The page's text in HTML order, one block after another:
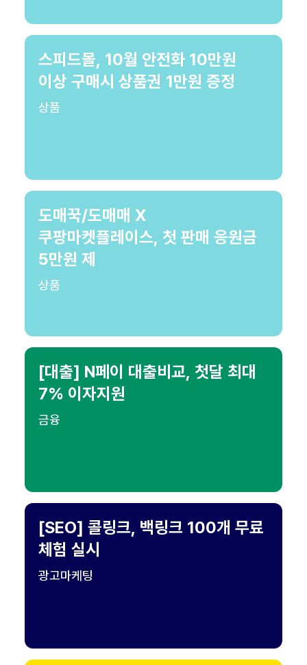
스피드몰, 10월 안전화 10만원
이상 구매시 상품권 1만원 증정
상품
도매꾹/도매매 X
쿠팡마켓플레이스, 첫 판매 응원금
5만원 제
상품
[대출] N페이 대출비교, 첫달 최대
7% 이자지원
금융
[SEO] 콜링크, 백링크 100개 무료
체험 실시
광고마케팅